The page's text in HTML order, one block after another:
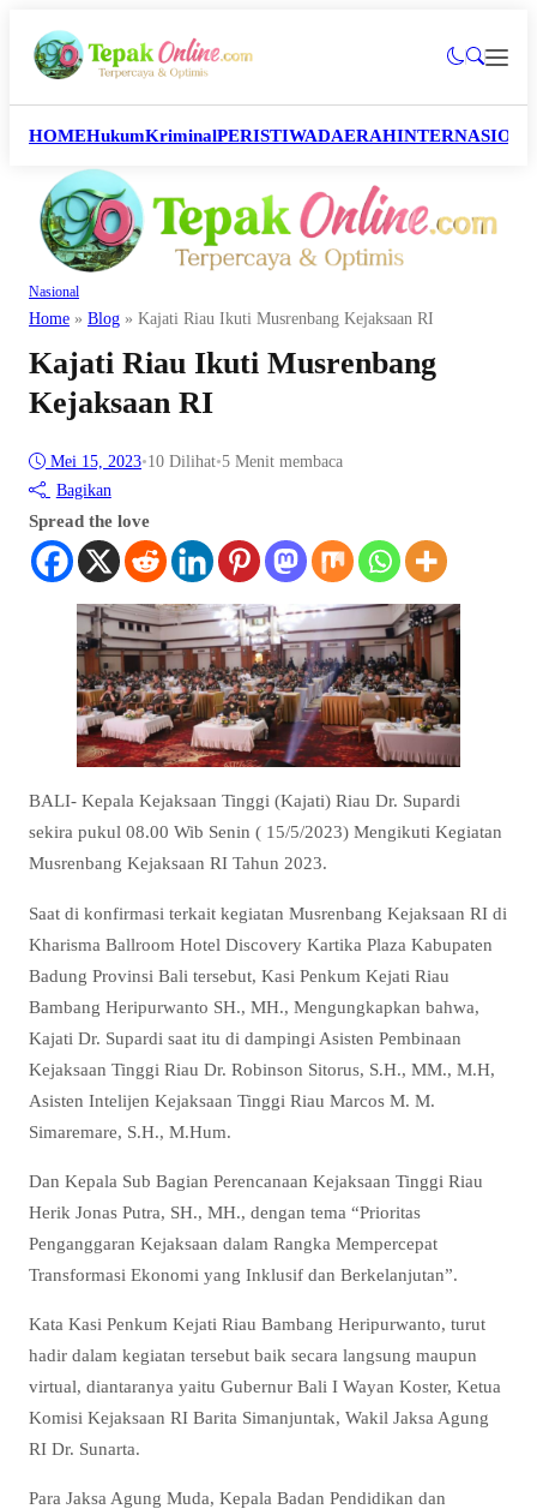
HOMEHukumKriminalPERISTIWADAERAH
Nasional
Home » Blog » Kajati Riau Ikuti Musrenbang Kejaksaan RI
Kajati Riau Ikuti Musrenbang
Kejaksaan RI
Mei 15, 2023•10 Dilihat•5 Menit membaca
Bagikan
Spread the love
BALI- Kepala Kejaksaan Tinggi (Kajati) Riau Dr. Supardi
sekira pukul 08.00 Wib Senin ( 15/5/2023) Mengikuti Kegiatan
Musrenbang Kejaksaan RI Tahun 2023.
Saat di konfirmasi terkait kegiatan Musrenbang Kejaksaan RI di
Kharisma Ballroom Hotel Discovery Kartika Plaza Kabupaten
Badung Provinsi Bali tersebut, Kasi Penkum Kejati Riau
Bambang Heripurwanto SH., MH., Mengungkapkan bahwa,
Kajati Dr. Supardi saat itu di dampingi Asisten Pembinaan
Kejaksaan Tinggi Riau Dr. Robinson Sitorus, S.H., MM., M.H,
Asisten Intelijen Kejaksaan Tinggi Riau Marcos M. M.
Simaremare, S.H., M.Hum.
Dan Kepala Sub Bagian Perencanaan Kejaksaan Tinggi Riau
Herik Jonas Putra, SH., MH., dengan tema “Prioritas
Penganggaran Kejaksaan dalam Rangka Mempercepat
Transformasi Ekonomi yang Inklusif dan Berkelanjutan”.
Kata Kasi Penkum Kejati Riau Bambang Heripurwanto, turut
hadir dalam kegiatan tersebut baik secara langsung maupun
virtual, diantaranya yaitu Gubernur Bali I Wayan Koster, Ketua
Komisi Kejaksaan RI Barita Simanjuntak, Wakil Jaksa Agung
RI Dr. Sunarta.
Para Jaksa Agung Muda, Kepala Badan Pendidikan dan